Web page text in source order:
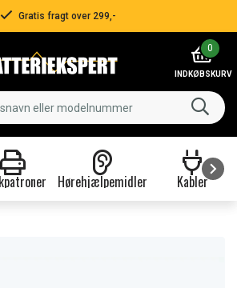
Gratis fragt over 299,-
0
INDKØBSKURV
Hørehjælpemidler Kabler